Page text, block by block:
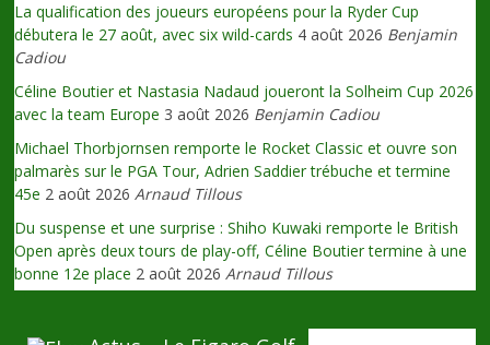
La qualification des joueurs européens pour la Ryder Cup
débutera le 27 août, avec six wild-cards 4 août 2026 Benjamin
Cadiou
Céline Boutier et Nastasia Nadaud joueront la Solheim Cup 2026
avec la team Europe 3 août 2026 Benjamin Cadiou
Michael Thorbjornsen remporte le Rocket Classic et ouvre son
palmarès sur le PGA Tour, Adrien Saddier trébuche et termine
45e 2 août 2026 Arnaud Tillous
Du suspense et une surprise : Shiho Kuwaki remporte le British
Open après deux tours de play-off, Céline Boutier termine à une
bonne 12e place 2 août 2026 Arnaud Tillous